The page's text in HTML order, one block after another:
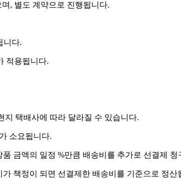
, 별도 계약으로 진행됩니다.
니다.
적용됩니다.
택배사에 따라 달라질 수 있습니다.
소요됩니다.
금액의 일정 %만큼 배송비를 추가로 선결제 청
책정이 되면 선결제한 배송비를 기준으로 정산